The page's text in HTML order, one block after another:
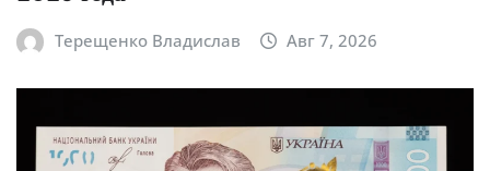
Терещенко Владислав Авг 7, 2026